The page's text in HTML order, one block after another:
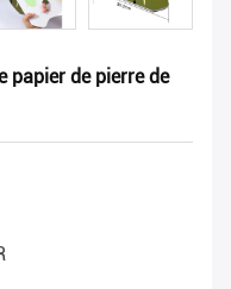
papier de pierre de